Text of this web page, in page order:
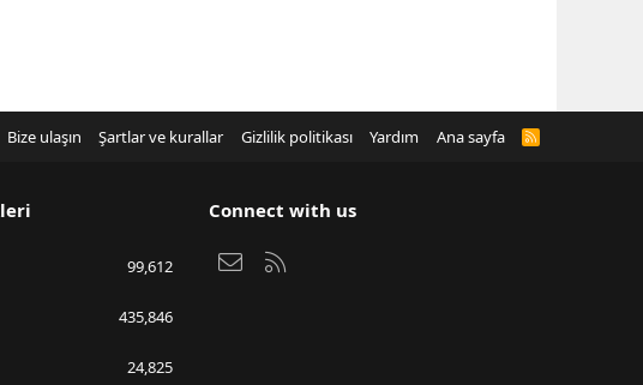
Bize ulaşın Şartlar ve kurallar Gizlilik politikası Yardım Ana sayfa
R
99,612
435,846
24,825
Connect with us
Bize ulaşın